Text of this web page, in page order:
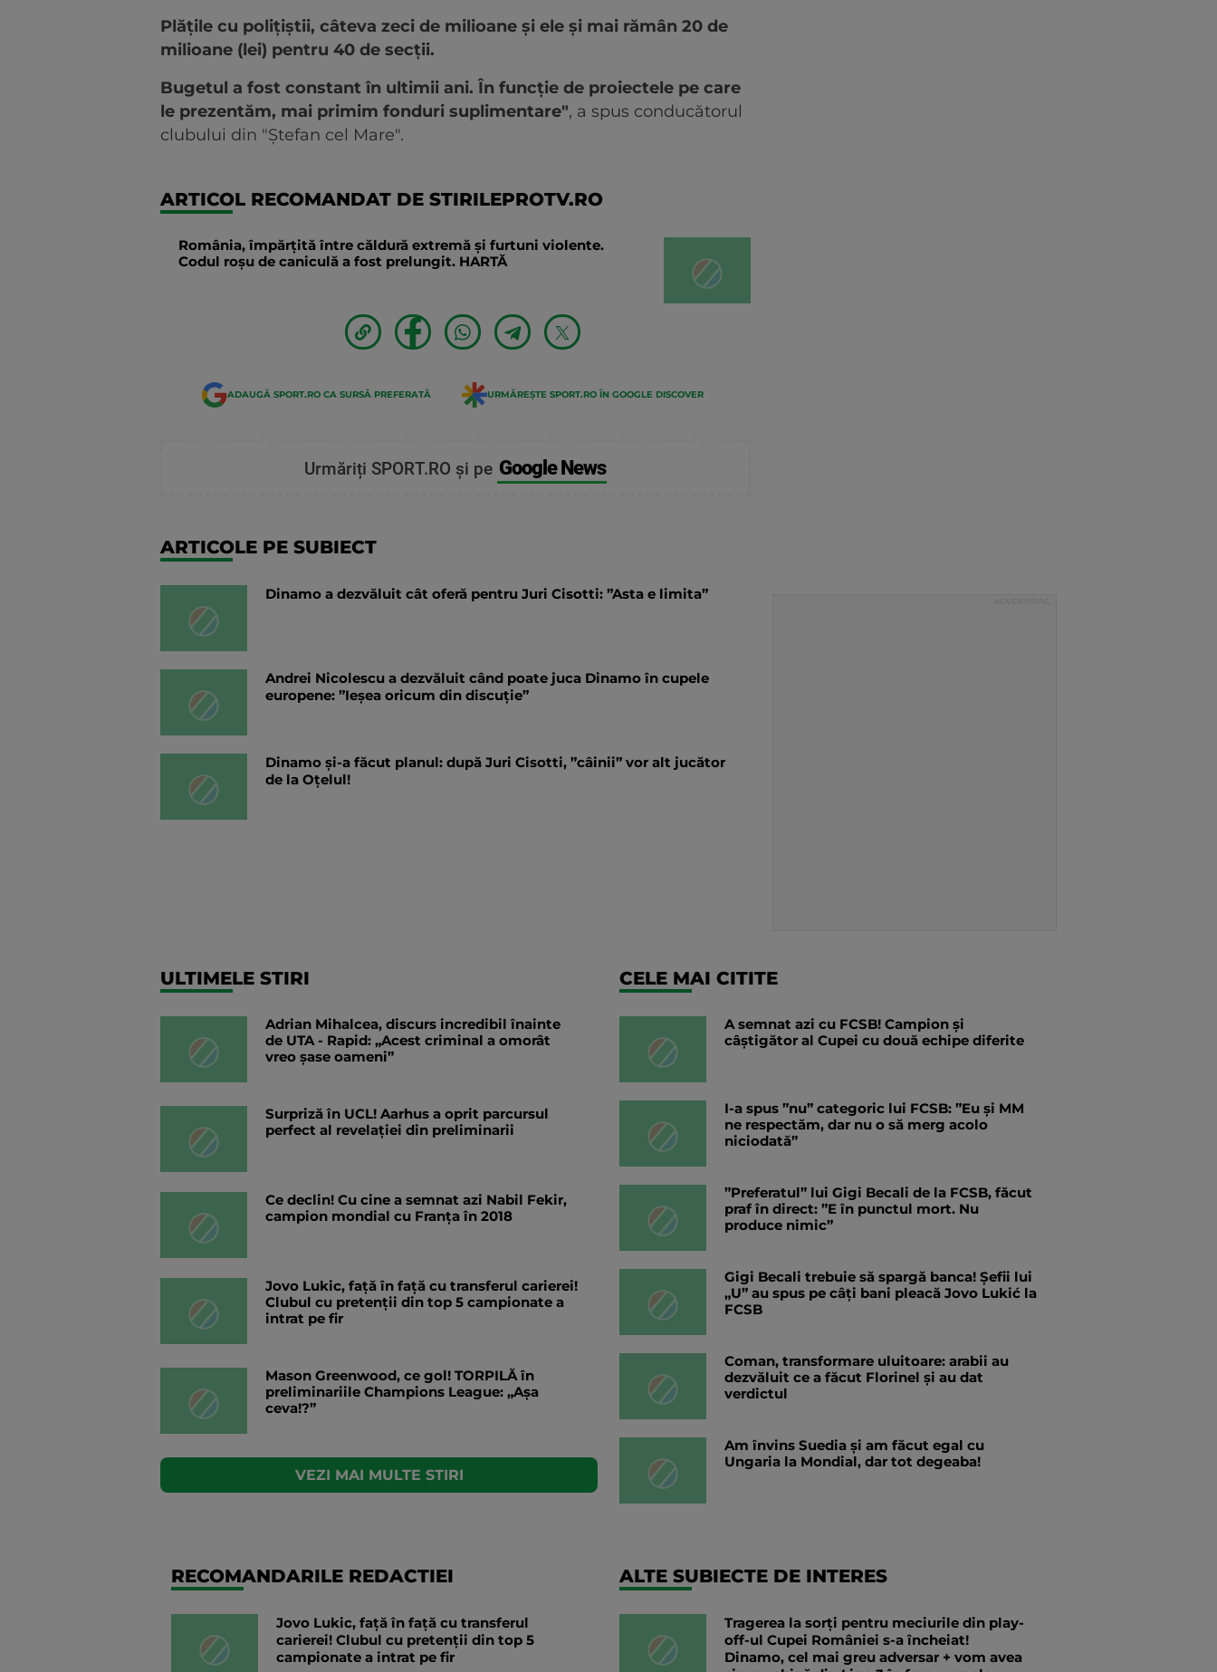
Plățile cu polițiștii, câteva zeci de milioane și ele și mai rămân 20 de
milioane (lei) pentru 40 de secții.
Bugetul a fost constant în ultimii ani. În funcție de proiectele pe care
le prezentăm, mai primim fonduri suplimentare", a spus conducătorul
clubului din "Ștefan cel Mare".
ARTICOL RECOMANDAT DE STIRILEPROTV.RO
România, împărțită între căldură extremă și furtuni violente.
Codul roșu de caniculă a fost prelungit. HARTĂ
ADAUGĂ SPORT.RO CA SURSĂ PREFERATĂ URMĂREȘTE SPORT.RO ÎN GOOGLE DISCOVER
Urmăriți SPORT.RO și pe Google News
ARTICOLE PE SUBIECT
Dinamo a dezvăluit cât oferă pentru Juri Cisotti: ”Asta e limita”
Andrei Nicolescu a dezvăluit când poate juca Dinamo în cupele
europene: ”Ieșea oricum din discuție”
Dinamo și-a făcut planul: după Juri Cisotti, ”câinii” vor alt jucător
de la Oțelul!
ULTIMELE STIRI
Adrian Mihalcea, discurs incredibil înainte
de UTA - Rapid: „Acest criminal a omorât
vreo șase oameni”
Surpriză în UCL! Aarhus a oprit parcursul
perfect al revelației din preliminarii
Ce declin! Cu cine a semnat azi Nabil Fekir,
campion mondial cu Franța în 2018
Jovo Lukic, față în față cu transferul carierei!
Clubul cu pretenții din top 5 campionate a
intrat pe fir
Mason Greenwood, ce gol! TORPILĂ în
preliminariile Champions League: „Așa
ceva!?”
VEZI MAI MULTE STIRI
CELE MAI CITITE
A semnat azi cu FCSB! Campion și
câștigător al Cupei cu două echipe diferite
I-a spus ”nu” categoric lui FCSB: ”Eu și MM
ne respectăm, dar nu o să merg acolo
niciodată”
”Preferatul” lui Gigi Becali de la FCSB, făcut
praf în direct: ”E în punctul mort. Nu
produce nimic”
Gigi Becali trebuie să spargă banca! Șefii lui
„U” au spus pe câți bani pleacă Jovo Lukić la
FCSB
Coman, transformare uluitoare: arabii au
dezvăluit ce a făcut Florinel și au dat
verdictul
Am învins Suedia și am făcut egal cu
Ungaria la Mondial, dar tot degeaba!
RECOMANDARILE REDACTIEI
Jovo Lukic, față în față cu transferul
carierei! Clubul cu pretenții din top 5
campionate a intrat pe fir
ALTE SUBIECTE DE INTERES
Tragerea la sorți pentru meciurile din play-
off-ul Cupei României s-a încheiat!
Dinamo, cel mai greu adversar + vom avea